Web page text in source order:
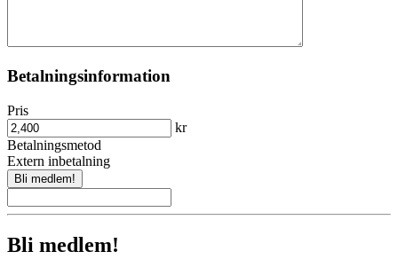
Betalningsinformation
Pris
kr
Betalningsmetod
Extern inbetalning
Bli medlem!